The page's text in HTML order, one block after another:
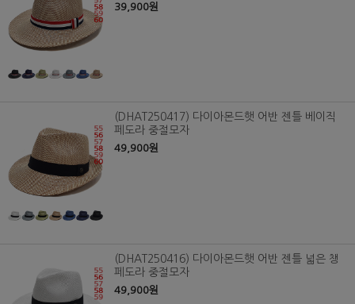
39,900원
(DHAT250417) 다이아몬드햇 어반 젠틀 베이직
페도라 중절모자
49,900원
(DHAT250416) 다이아몬드햇 어반 젠틀 넓은 챙
페도라 중절모자
49,900원